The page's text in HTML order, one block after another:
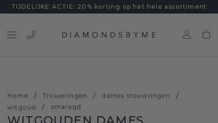
TIJDELIJKE ACTIE: 20% korting op het hele assortiment
Home / Trouwringen / dames trouwringen /
witgoud / smaragd